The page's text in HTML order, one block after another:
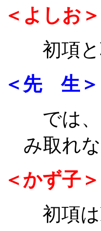
＜よしお＞
初項と
＜先 生＞
では、
み取れ
＜かず子＞
初項は